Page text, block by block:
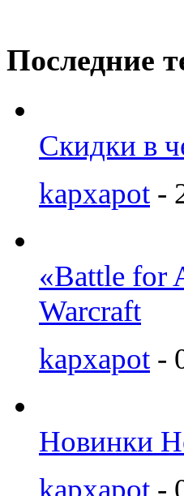
Последние
Скидки в
kapxapot -
«Battle for
Warcraft
kapxapot -
Новинки
kapxapot -